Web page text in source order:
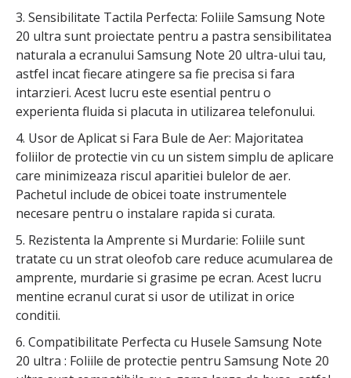
3. Sensibilitate Tactila Perfecta: Foliile Samsung Note
20 ultra sunt proiectate pentru a pastra sensibilitatea
naturala a ecranului Samsung Note 20 ultra-ului tau,
astfel incat fiecare atingere sa fie precisa si fara
intarzieri. Acest lucru este esential pentru o
experienta fluida si placuta in utilizarea telefonului.
4. Usor de Aplicat si Fara Bule de Aer: Majoritatea
foliilor de protectie vin cu un sistem simplu de aplicare
care minimizeaza riscul aparitiei bulelor de aer.
Pachetul include de obicei toate instrumentele
necesare pentru o instalare rapida si curata.
5. Rezistenta la Amprente si Murdarie: Foliile sunt
tratate cu un strat oleofob care reduce acumularea de
amprente, murdarie si grasime pe ecran. Acest lucru
mentine ecranul curat si usor de utilizat in orice
conditii.
6. Compatibilitate Perfecta cu Husele Samsung Note
20 ultra : Foliile de protectie pentru Samsung Note 20